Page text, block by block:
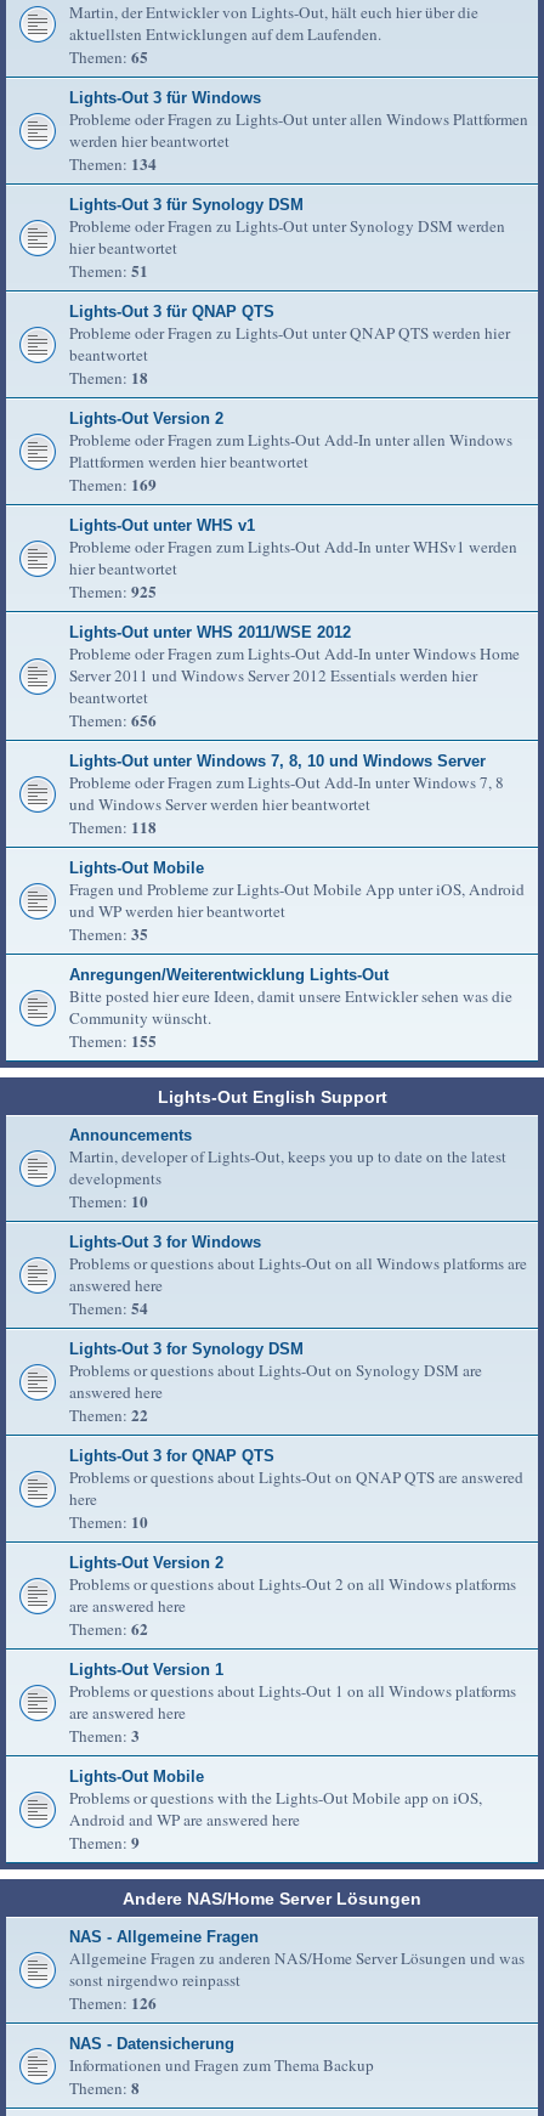
Martin, der Entwickler von Lights-Out, hält euch hier über die
aktuellsten Entwicklungen auf dem Laufenden.
Themen: 65
Lights-Out 3 für Windows
Probleme oder Fragen zu Lights-Out unter allen Windows Plattformen
werden hier beantwortet
Themen: 134
Lights-Out 3 für Synology DSM
Probleme oder Fragen zu Lights-Out unter Synology DSM werden
hier beantwortet
Themen: 51
Lights-Out 3 für QNAP QTS
Probleme oder Fragen zu Lights-Out unter QNAP QTS werden hier
beantwortet
Themen: 18
Lights-Out Version 2
Probleme oder Fragen zum Lights-Out Add-In unter allen Windows
Plattformen werden hier beantwortet
Themen: 169
Lights-Out unter WHS v1
Probleme oder Fragen zum Lights-Out Add-In unter WHSv1 werden
hier beantwortet
Themen: 925
Lights-Out unter WHS 2011/WSE 2012
Probleme oder Fragen zum Lights-Out Add-In unter Windows Home
Server 2011 und Windows Server 2012 Essentials werden hier
beantwortet
Themen: 656
Lights-Out unter Windows 7, 8, 10 und Windows Server
Probleme oder Fragen zum Lights-Out Add-In unter Windows 7, 8
und Windows Server werden hier beantwortet
Themen: 118
Lights-Out Mobile
Fragen und Probleme zur Lights-Out Mobile App unter iOS, Android
und WP werden hier beantwortet
Themen: 35
Anregungen/Weiterentwicklung Lights-Out
Bitte posted hier eure Ideen, damit unsere Entwickler sehen was die
Community wünscht.
Themen: 155
Lights-Out English Support
Announcements
Martin, developer of Lights-Out, keeps you up to date on the latest
developments
Themen: 10
Lights-Out 3 for Windows
Problems or questions about Lights-Out on all Windows platforms are
answered here
Themen: 54
Lights-Out 3 for Synology DSM
Problems or questions about Lights-Out on Synology DSM are
answered here
Themen: 22
Lights-Out 3 for QNAP QTS
Problems or questions about Lights-Out on QNAP QTS are answered
here
Themen: 10
Lights-Out Version 2
Problems or questions about Lights-Out 2 on all Windows platforms
are answered here
Themen: 62
Lights-Out Version 1
Problems or questions about Lights-Out 1 on all Windows platforms
are answered here
Themen: 3
Lights-Out Mobile
Problems or questions with the Lights-Out Mobile app on iOS,
Android and WP are answered here
Themen: 9
Andere NAS/Home Server Lösungen
NAS - Allgemeine Fragen
Allgemeine Fragen zu anderen NAS/Home Server Lösungen und was
sonst nirgendwo reinpasst
Themen: 126
NAS - Datensicherung
Informationen und Fragen zum Thema Backup
Themen: 8